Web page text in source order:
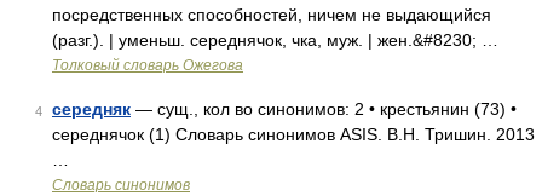
посредственных способностей, ничем не выдающийся
(разг.). | уменьш. середнячок, чка, муж. | жен.&#8230; …
Толковый словарь Ожегова
4 середняк — сущ., кол во синонимов: 2 • крестьянин (73) •
середнячок (1) Словарь синонимов ASIS. В.Н. Тришин. 2013
Словарь синонимов